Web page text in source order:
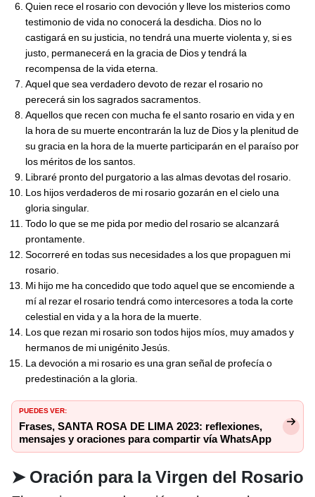
Quien rece el rosario con devoción y lleve los misterios como
testimonio de vida no conocerá la desdicha. Dios no lo
castigará en su justicia, no tendrá una muerte violenta y, si es
justo, permanecerá en la gracia de Dios y tendrá la
recompensa de la vida eterna.
Aquel que sea verdadero devoto de rezar el rosario no
perecerá sin los sagrados sacramentos.
Aquellos que recen con mucha fe el santo rosario en vida y en
la hora de su muerte encontrarán la luz de Dios y la plenitud de
su gracia en la hora de la muerte participarán en el paraíso por
los méritos de los santos.
Libraré pronto del purgatorio a las almas devotas del rosario.
Los hijos verdaderos de mi rosario gozarán en el cielo una
gloria singular.
Todo lo que se me pida por medio del rosario se alcanzará
prontamente.
Socorreré en todas sus necesidades a los que propaguen mi
rosario.
Mi hijo me ha concedido que todo aquel que se encomiende a
mí al rezar el rosario tendrá como intercesores a toda la corte
celestial en vida y a la hora de la muerte.
Los que rezan mi rosario son todos hijos míos, muy amados y
hermanos de mi unigénito Jesús.
La devoción a mi rosario es una gran señal de profecía o
predestinación a la gloria.
PUEDES VER:
Frases, SANTA ROSA DE LIMA 2023: reflexiones,
mensajes y oraciones para compartir vía WhatsApp
➤ Oración para la Virgen del Rosario